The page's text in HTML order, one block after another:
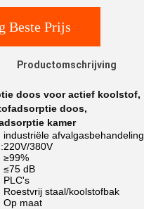
Beste Prijs
Productomschrijving
doos voor actief koolstof,
doos,
kamer
industriële afvalgasbehandeling
220V/380V
≥99%
≤75 dB
PLC's
Roestvrij staal/koolstofbak
Op maat